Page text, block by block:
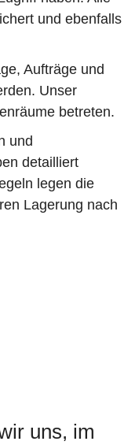
und ebenfalls
Aufträge und
Unser
betreten.
und
detailliert
legen die
Lagerung nach
uns, im